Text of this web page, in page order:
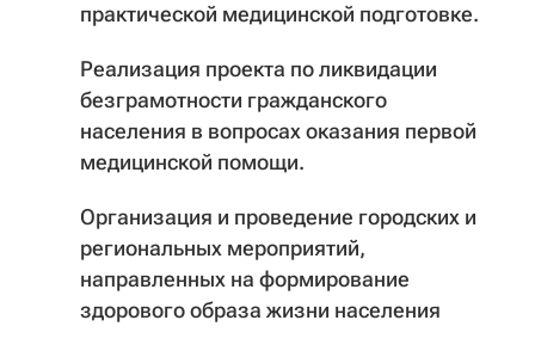
практической медицинской подготовке.
Реализация проекта по ликвидации
безграмотности гражданского
населения в вопросах оказания первой
медицинской помощи.
Организация и проведение городских и
региональных мероприятий,
направленных на формирование
здорового образа жизни населения